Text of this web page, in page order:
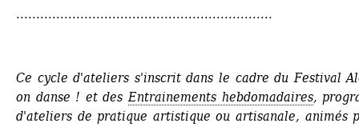
................................................................
Ce cycle d'ateliers s'inscrit dans le cadre du Festival
on danse ! et des Entrainements hebdomadaires,
d'ateliers de pratique artistique ou artisanale, animés